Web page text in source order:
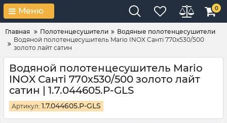
Меню 0
Главная Полотенцесушители
Водяные полотенцесушители
Водяной полотенцесушитель Mario INOX Санті 770х530/500
золото лайт сатин
Водяной полотенцесушитель Mario
INOX Санті 770х530/500 золото лайт
сатин | 1.7.044605.P-GLS
Артикул: 1.7.044605.P-GLS